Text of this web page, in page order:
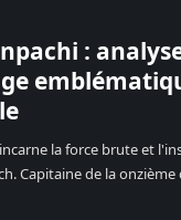
:
la force brute et
Capitaine de la